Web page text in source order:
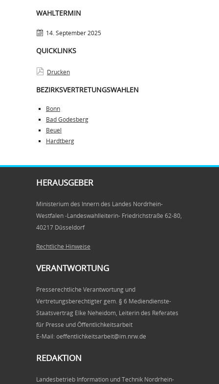
WAHLTERMIN
14. September 2025
QUICKLINKS
Drucken
BEZIRKSVERTRETUNGSWAHLEN
Bonn
Bad Godesberg
Beuel
Hardtberg
HERAUSGEBER
Ministerium des Innern des Landes Nordrhein-
Westfalen -Landeswahlleiterin- Friedrichstraße 62-80,
40217 Düsseldorf
Rechtliche Hinweise
VERANTWORTUNG
Presserechtliche Verantwortung und
Vertretungsberechtigter gem. § 6 Mediendienste-
Staatsvertrag Elke Neheidom, Leiterin des Referates
für Presse und Öffentlichkeitsarbeit
E-Mail: oeffentlichkeitsarbeit@im.nrw.de
REDAKTION
Landesbetrieb Information und Technik Nordrhein-